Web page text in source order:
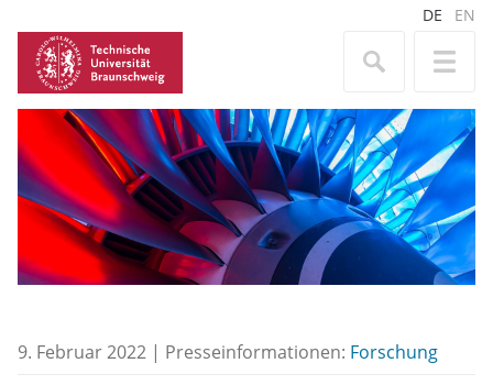
DE EN
9. Februar 2022 | Presseinformationen: Forschung